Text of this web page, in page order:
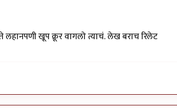
खूप क्रूर वागलो त्याचं. लेख बराच रिलेट